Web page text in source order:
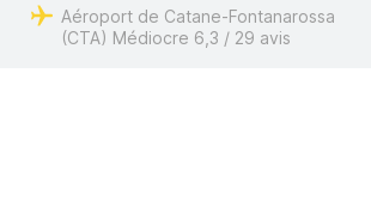
Aéroport de Catane-Fontanarossa
(CTA) Médiocre 6,3 / 29 avis